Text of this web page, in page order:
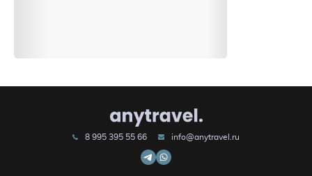
8 995 395 55 66 info@anytravel.ru